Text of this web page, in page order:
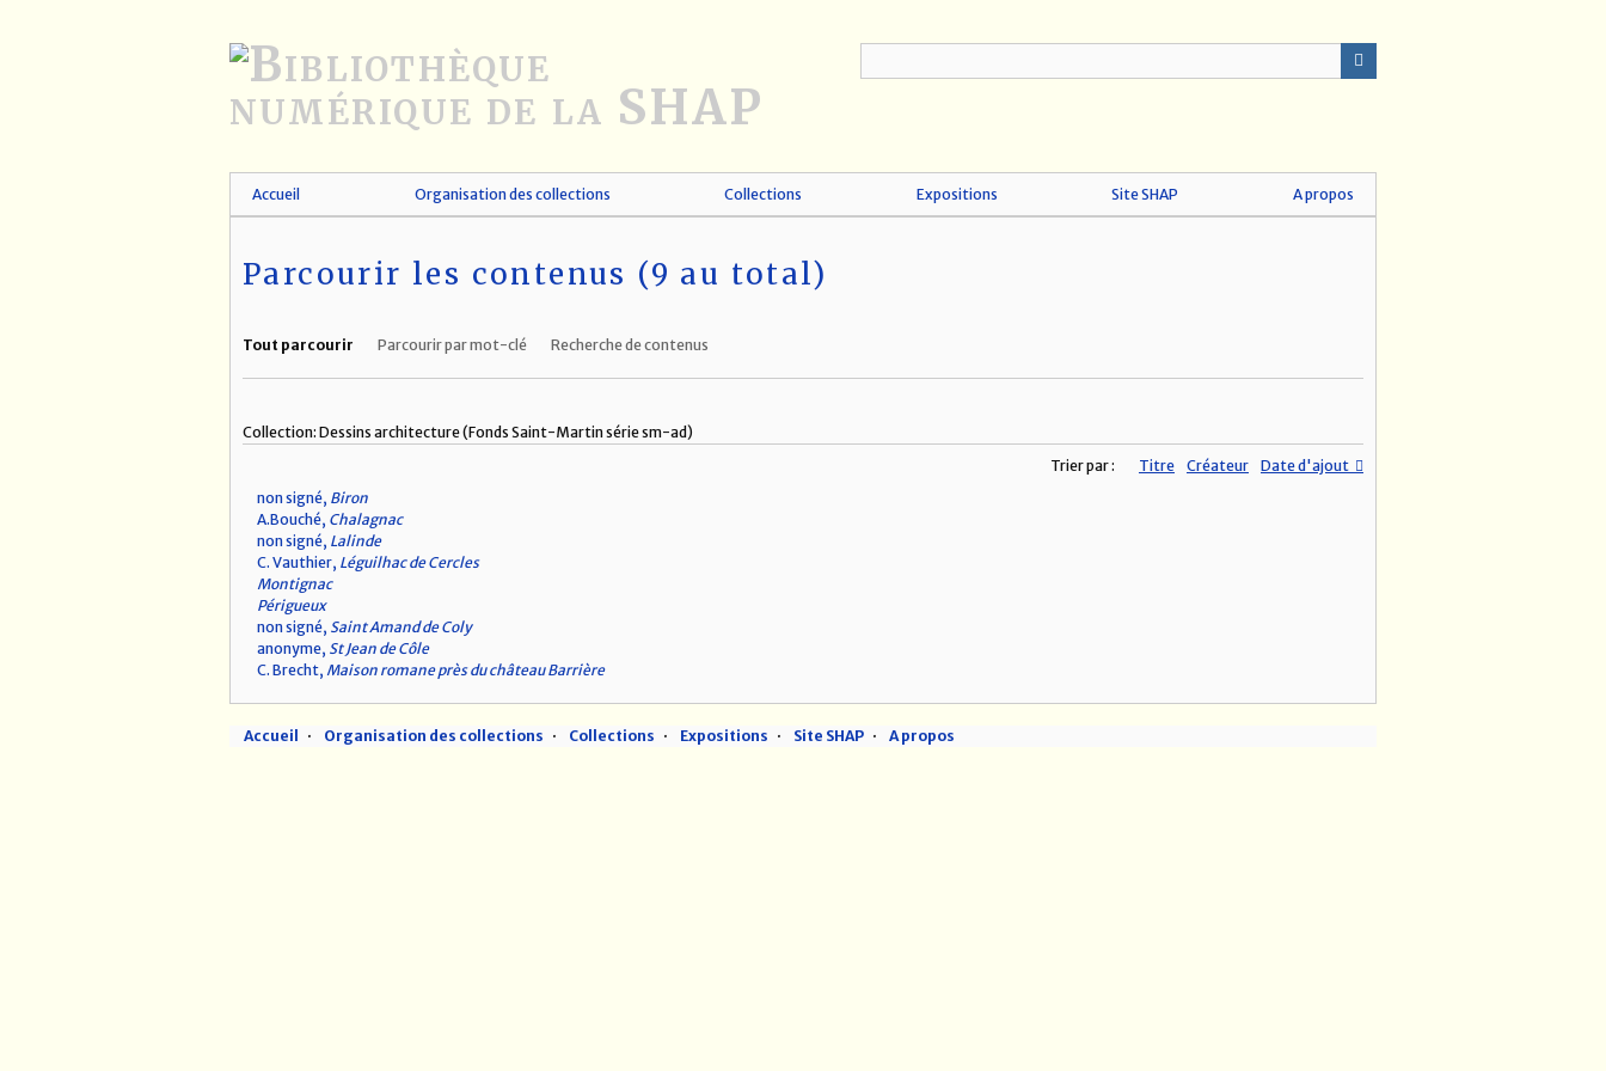
Accueil Organisation des collections Collections Expositions Site SHAP A propos
Parcourir les contenus (9 au total)
Tout parcourir Parcourir par mot-clé Recherche de contenus
Collection: Dessins architecture (Fonds Saint-Martin série sm-ad)
Trier par :
Titre Créateur
Date d'ajout
non signé, Biron
A.Bouché, Chalagnac
non signé, Lalinde
C. Vauthier, Léguilhac de Cercles
Montignac
Périgueux
non signé, Saint Amand de Coly
anonyme, St Jean de Côle
C. Brecht, Maison romane près du château Barrière
Accueil Organisation des collections Collections Expositions Site SHAP A propos